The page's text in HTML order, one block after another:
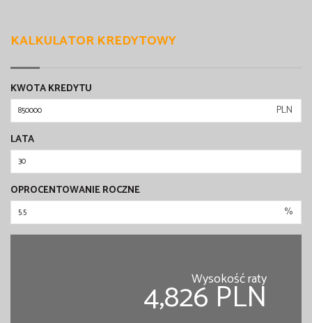
KALKULATOR KREDYTOWY
KWOTA KREDYTU
PLN
LATA
OPROCENTOWANIE ROCZNE
%
Wysokość raty
4,826 PLN